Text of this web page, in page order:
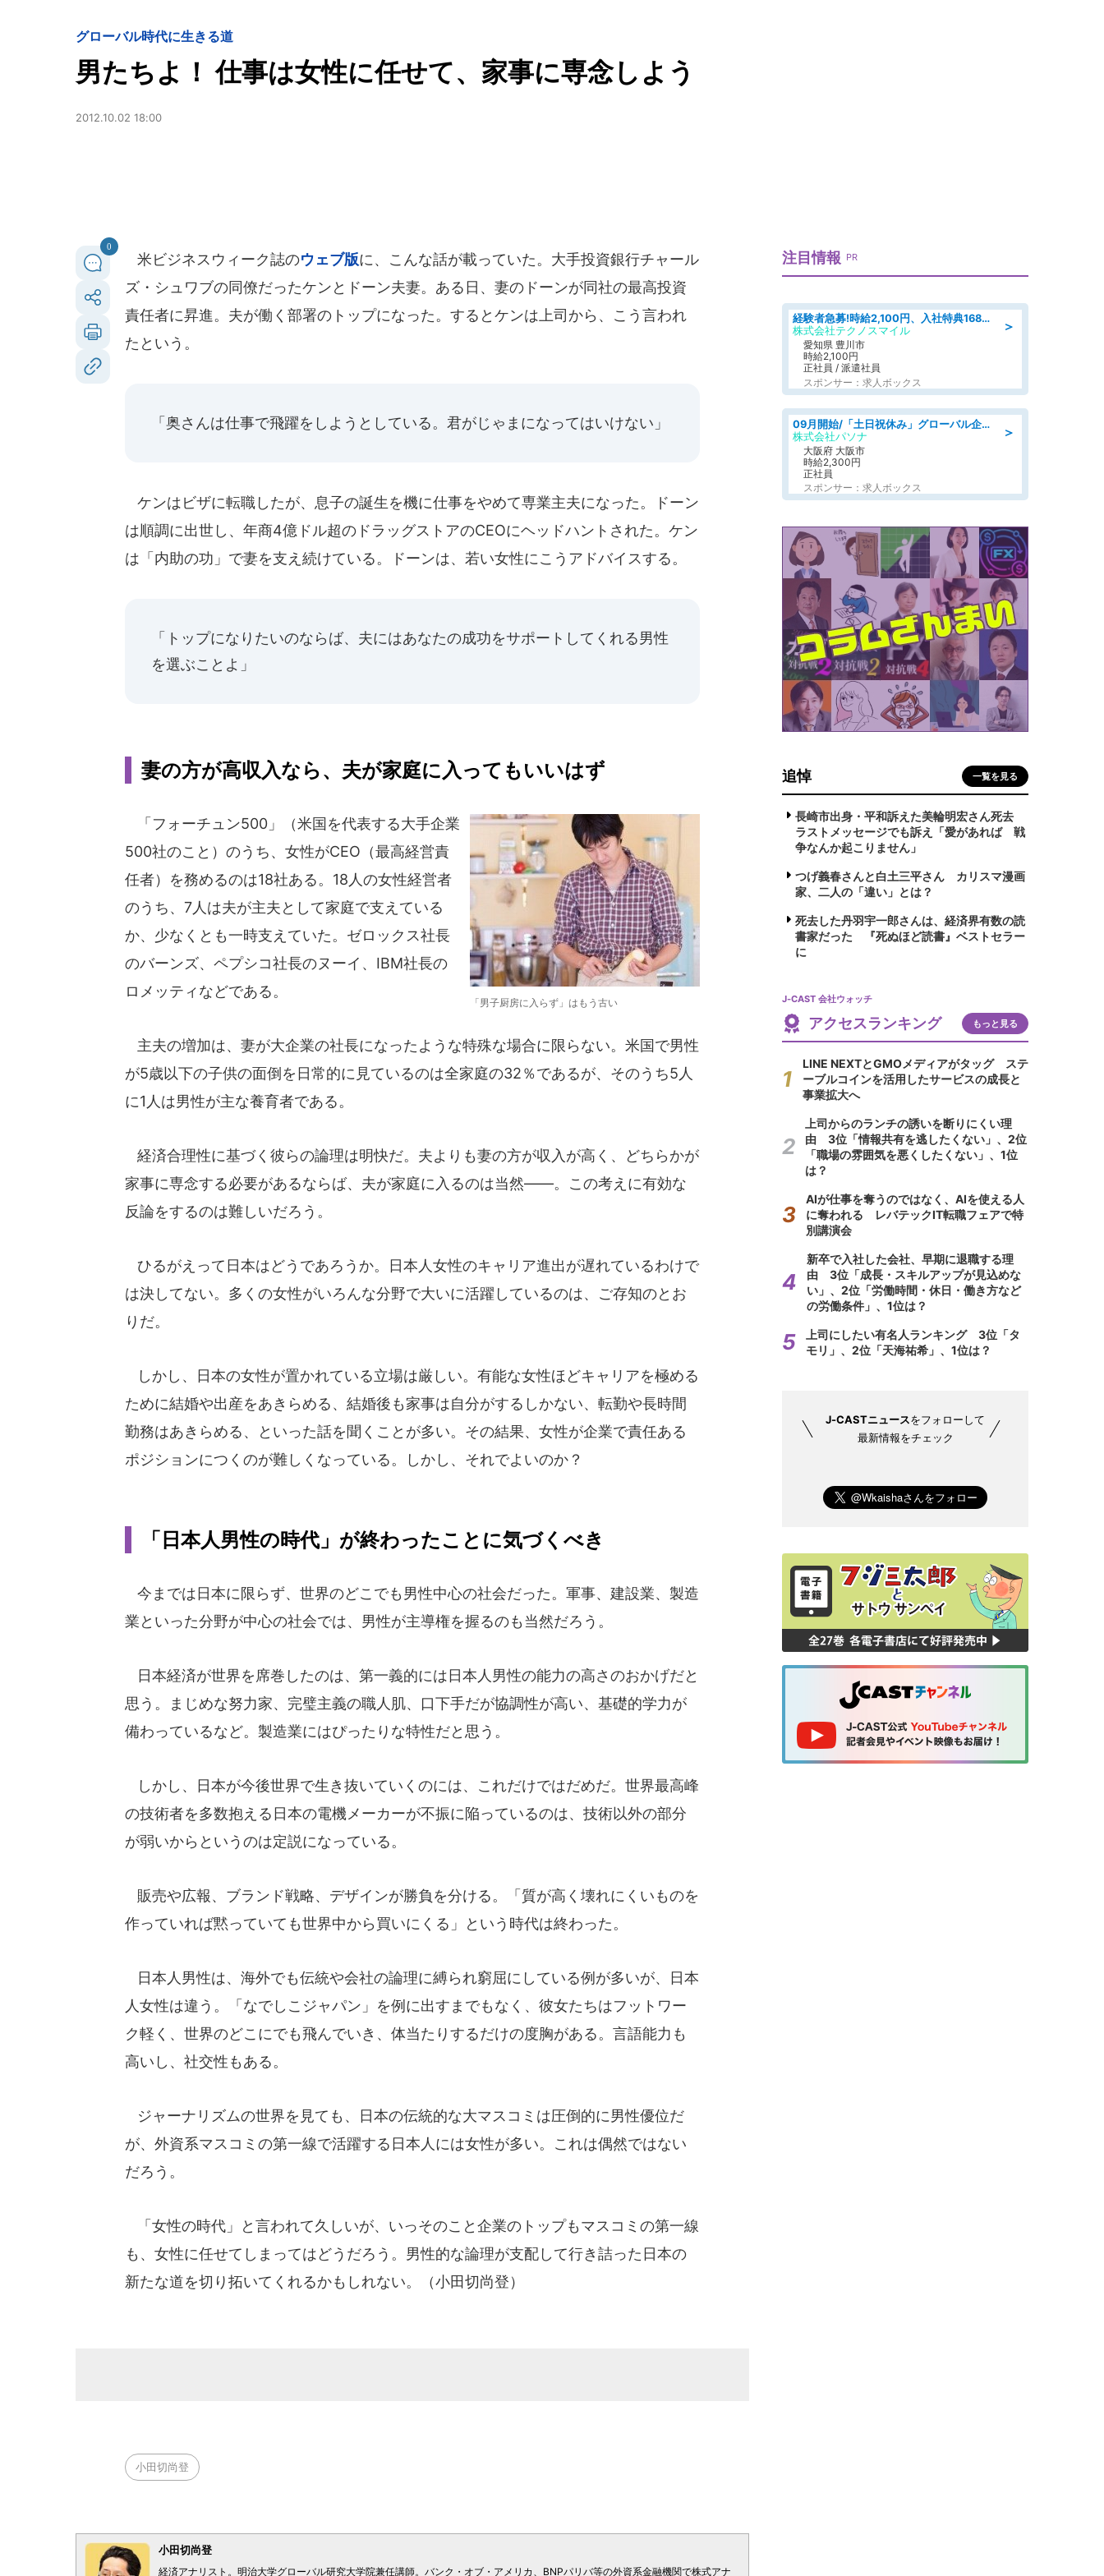
グローバル時代に生きる道
男たちよ！ 仕事は女性に任せて、家事に専念しよう
2012.10.02 18:00
0
米ビジネスウィーク誌のウェブ版に、こんな話が載っていた。大手投資銀行チャール
ズ・シュワブの同僚だったケンとドーン夫妻。ある日、妻のドーンが同社の最高投資
責任者に昇進。夫が働く部署のトップになった。するとケンは上司から、こう言われ
たという。
「奥さんは仕事で飛躍をしようとしている。君がじゃまになってはいけない」
ケンはビザに転職したが、息子の誕生を機に仕事をやめて専業主夫になった。ドーン
は順調に出世し、年商4億ドル超のドラッグストアのCEOにヘッドハントされた。ケン
は「内助の功」で妻を支え続けている。ドーンは、若い女性にこうアドバイスする。
「トップになりたいのならば、夫にはあなたの成功をサポートしてくれる男性
を選ぶことよ」
妻の方が高収入なら、夫が家庭に入ってもいいはず
「男子厨房に入らず」はもう古い
「フォーチュン500」（米国を代表する大手企業
500社のこと）のうち、女性がCEO（最高経営責
任者）を務めるのは18社ある。18人の女性経営者
のうち、7人は夫が主夫として家庭で支えている
か、少なくとも一時支えていた。ゼロックス社長
のバーンズ、ペプシコ社長のヌーイ、IBM社長の
ロメッティなどである。
主夫の増加は、妻が大企業の社長になったような特殊な場合に限らない。米国で男性
が5歳以下の子供の面倒を日常的に見ているのは全家庭の32％であるが、そのうち5人
に1人は男性が主な養育者である。
経済合理性に基づく彼らの論理は明快だ。夫よりも妻の方が収入が高く、どちらかが
家事に専念する必要があるならば、夫が家庭に入るのは当然――。この考えに有効な
反論をするのは難しいだろう。
ひるがえって日本はどうであろうか。日本人女性のキャリア進出が遅れているわけで
は決してない。多くの女性がいろんな分野で大いに活躍しているのは、ご存知のとお
りだ。
しかし、日本の女性が置かれている立場は厳しい。有能な女性ほどキャリアを極める
ために結婚や出産をあきらめる、結婚後も家事は自分がするしかない、転勤や長時間
勤務はあきらめる、といった話を聞くことが多い。その結果、女性が企業で責任ある
ポジションにつくのが難しくなっている。しかし、それでよいのか？
「日本人男性の時代」が終わったことに気づくべき
今までは日本に限らず、世界のどこでも男性中心の社会だった。軍事、建設業、製造
業といった分野が中心の社会では、男性が主導権を握るのも当然だろう。
日本経済が世界を席巻したのは、第一義的には日本人男性の能力の高さのおかげだと
思う。まじめな努力家、完璧主義の職人肌、口下手だが協調性が高い、基礎的学力が
備わっているなど。製造業にはぴったりな特性だと思う。
しかし、日本が今後世界で生き抜いていくのには、これだけではだめだ。世界最高峰
の技術者を多数抱える日本の電機メーカーが不振に陥っているのは、技術以外の部分
が弱いからというのは定説になっている。
販売や広報、ブランド戦略、デザインが勝負を分ける。「質が高く壊れにくいものを
作っていれば黙っていても世界中から買いにくる」という時代は終わった。
日本人男性は、海外でも伝統や会社の論理に縛られ窮屈にしている例が多いが、日本
人女性は違う。「なでしこジャパン」を例に出すまでもなく、彼女たちはフットワー
ク軽く、世界のどこにでも飛んでいき、体当たりするだけの度胸がある。言語能力も
高いし、社交性もある。
ジャーナリズムの世界を見ても、日本の伝統的な大マスコミは圧倒的に男性優位だ
が、外資系マスコミの第一線で活躍する日本人には女性が多い。これは偶然ではない
だろう。
「女性の時代」と言われて久しいが、いっそのこと企業のトップもマスコミの第一線
も、女性に任せてしまってはどうだろう。男性的な論理が支配して行き詰った日本の
新たな道を切り拓いてくれるかもしれない。（小田切尚登）
小田切尚登
小田切尚登
経済アナリスト。明治大学グローバル研究大学院兼任講師。バンク・オブ・アメリカ、BNPパリバ等の外資系金融機関で株式アナ
注目情報 PR
＞
経験者急募!時給2,100円、入社特典168万円の自動車製造業務/トヨタ自動車/tutumi
株式会社テクノスマイル
愛知県 豊川市
時給2,100円
正社員 / 派遣社員
スポンサー：求人ボックス
＞
09月開始/「土日祝休み」グローバル企業での産業保健のお仕事/保健師/高時給/残業なし/服装自由
株式会社パソナ
大阪府 大阪市
時給2,300円
正社員
スポンサー：求人ボックス
追悼 一覧を見る
長崎市出身・平和訴えた美輪明宏さん死去
ラストメッセージでも訴え「愛があれば 戦
争なんか起こりません」
つげ義春さんと白土三平さん カリスマ漫画
家、二人の「違い」とは？
死去した丹羽宇一郎さんは、経済界有数の読
書家だった 『死ぬほど読書』ベストセラー
に
J-CAST 会社ウォッチ
アクセスランキング もっと見る
LINE NEXTとGMOメディアがタッグ ステ
ーブルコインを活用したサービスの成長と
事業拡大へ
上司からのランチの誘いを断りにくい理
由 3位「情報共有を逃したくない」、2位
「職場の雰囲気を悪くしたくない」、1位
は？
AIが仕事を奪うのではなく、AIを使える人
に奪われる レバテックIT転職フェアで特
別講演会
新卒で入社した会社、早期に退職する理
由 3位「成長・スキルアップが見込めな
い」、2位「労働時間・休日・働き方など
の労働条件」、1位は？
上司にしたい有名人ランキング 3位「タ
モリ」、2位「天海祐希」、1位は？
J-CASTニュースをフォローして
最新情報をチェック